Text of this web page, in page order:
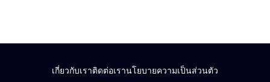
เกี่ยวกับเราติดต่อเรานโยบายความเป็นส่วนตัว